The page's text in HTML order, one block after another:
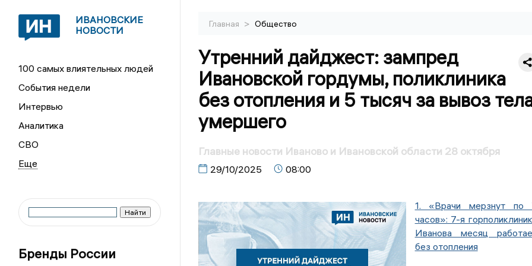
ИВАНОВСКИЕ
НОВОСТИ
100 самых влиятельных людей
События недели
Интервью
Аналитика
СВО
Бренды России
Главная > Общество
Утренний дайджест: зампред
Ивановской гордумы, поликлиника
без отопления и 5 тысяч за вывоз
умершего
Главные новости Иваново и Ивановской области 28 октября
29/10/2025 08:00
1. «Врачи мерзнут по
часов»: 7-я
Иванова месяц
без отопления